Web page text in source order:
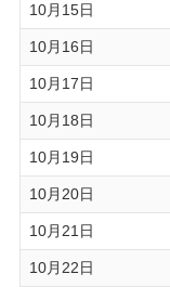
10月15日
10月16日
10月17日
10月18日
10月19日
10月20日
10月21日
10月22日